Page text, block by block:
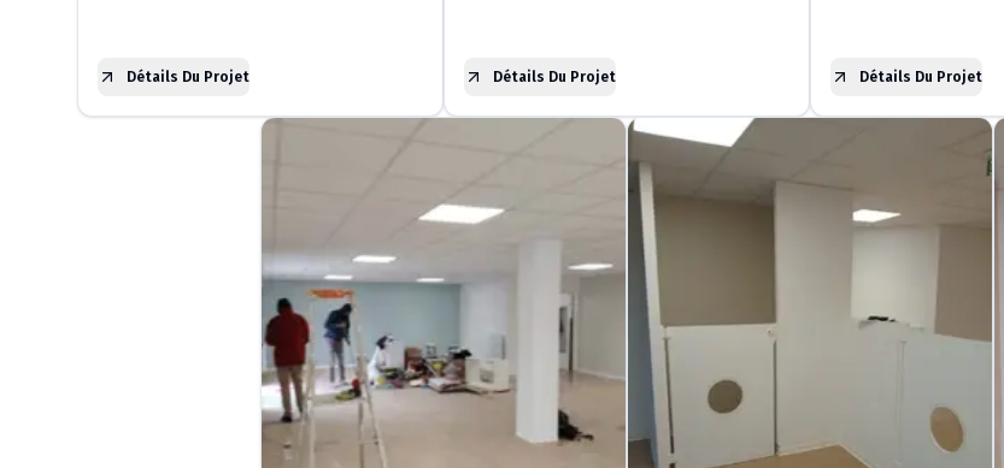
Détails Du Projet Détails Du Projet Détails Du Projet